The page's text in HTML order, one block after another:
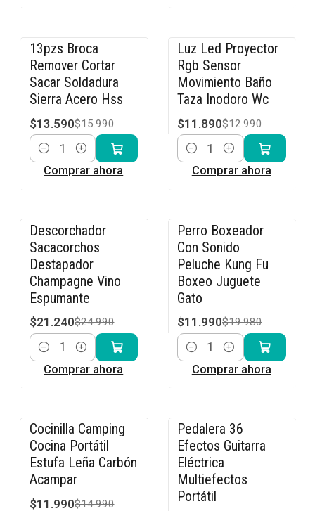
-15% OFF
13pzs Broca
Remover Cortar
Sacar Soldadura
Sierra Acero Hss
$13.590$15.990
Cantidad
Comprar ahora
-8% OFF
Luz Led Proyector
Rgb Sensor
Movimiento Baño
Taza Inodoro Wc
$11.890$12.990
Cantidad
Comprar ahora
-15% OFF
Descorchador
Sacacorchos
Destapador
Champagne Vino
Espumante
$21.240$24.990
Cantidad
Comprar ahora
-40% OFF
Perro Boxeador
Con Sonido
Peluche Kung Fu
Boxeo Juguete
Gato
$11.990$19.980
Cantidad
Comprar ahora
-20% OFF
Cocinilla Camping
Cocina Portátil
Estufa Leña Carbón
Acampar
$11.990$14.990
-23% OFF
Pedalera 36
Efectos Guitarra
Eléctrica
Multiefectos
Portátil